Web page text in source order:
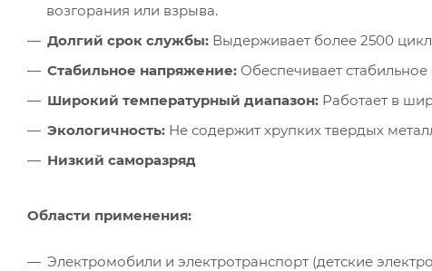
возгорания или взрыва.
Долгий срок службы: Выдерживает более 2500
Стабильное напряжение: Обеспечивает
Широкий температурный диапазон: Работает в
Экологичность: Не содержит хрупких твердых
Низкий саморазряд
Области применения:
Электромобили и электротранспорт (детские